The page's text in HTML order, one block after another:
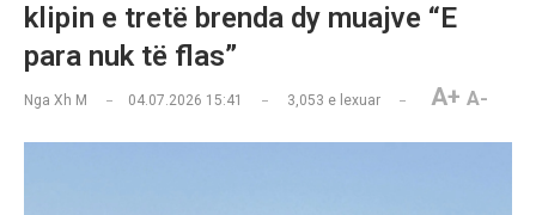
klipin e tretë brenda dy muajve “E
para nuk të flas”
Nga Xh M 04.07.2026 15:41 3,053 e lexuar A+ A-